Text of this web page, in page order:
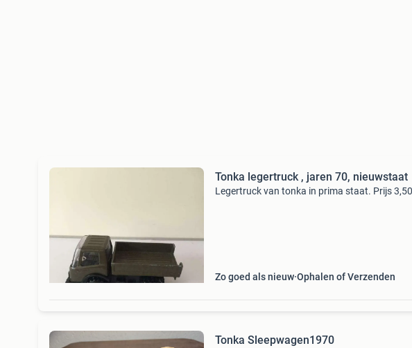
Tonka legertruck , jaren 70, nieuwstaat
Legertruck van tonka in prima staat. Prijs
Zo goed als nieuw Ophalen of Verzenden
Tonka Sleepwagen1970